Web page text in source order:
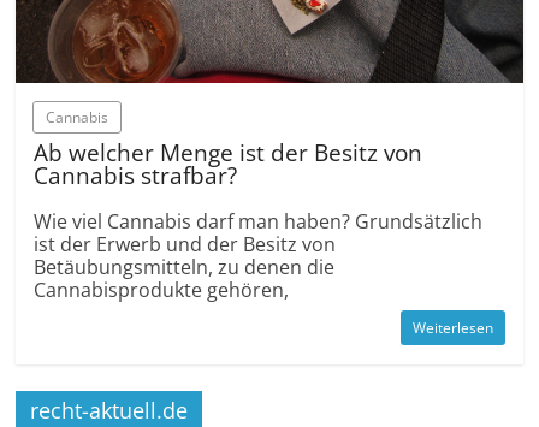
Cannabis
Ab welcher Menge ist der Besitz von
Cannabis strafbar?
Wie viel Cannabis darf man haben? Grundsätzlich
ist der Erwerb und der Besitz von
Betäubungsmitteln, zu denen die
Cannabisprodukte gehören,
Weiterlesen
recht-aktuell.de